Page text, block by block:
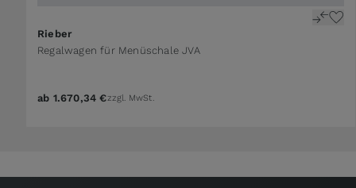
Rieber
Regalwagen für Menüschale JVA
ab 1.670,34 €zzgl. MwSt.